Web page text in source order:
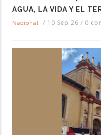
AGUA, LA VIDA Y EL
Nacional / 10 Sep 26 / 0